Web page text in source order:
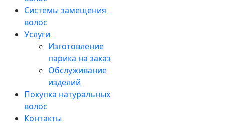
Системы замещения
волос
Услуги
Изготовление
парика на заказ
Обслуживание
изделий
Покупка натуральных
волос
Контакты